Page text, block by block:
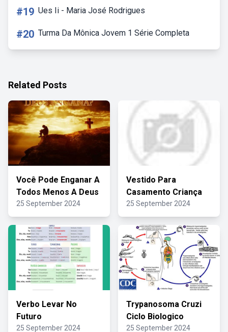
#19 Ues Ii - Maria José Rodrigues
#20 Turma Da Mônica Jovem 1 Série Completa
Related Posts
Você Pode Enganar A
Todos Menos A Deus
25 September 2024
Vestido Para
Casamento Criança
25 September 2024
Verbo Levar No
Futuro
25 September 2024
Trypanosoma Cruzi
Ciclo Biologico
25 September 2024